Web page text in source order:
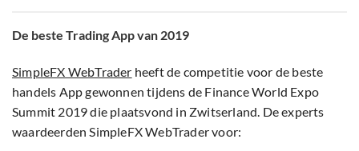
De beste Trading App van 2019
SimpleFX WebTrader heeft de competitie voor de beste
handels App gewonnen tijdens de Finance World Expo
Summit 2019 die plaatsvond in Zwitserland. De experts
waardeerden SimpleFX WebTrader voor: